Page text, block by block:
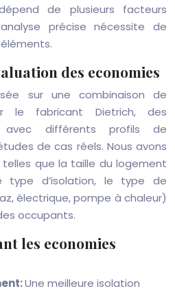
de plusieurs facteurs
précise nécessite de
des economies
sur une combinaison de
le fabricant Dietrich, des
avec différents profils de
de cas réels. Nous avons
que la taille du logement
d’isolation, le type de
électrique, pompe à chaleur)
occupants.
les economies
Une meilleure isolation